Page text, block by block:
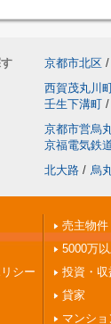
京都市北区 /
西賀茂丸川
壬生下溝町 /
京都市営烏
京福電気鉄
北大路 / 烏
シー
売主物件
5000万
投資・収
貸家
マンショ